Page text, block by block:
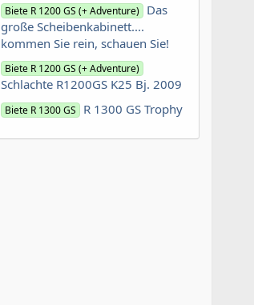
Biete R 1200 GS (+ Adventure) Das
große Scheibenkabinett....
kommen Sie rein, schauen Sie!
Biete R 1200 GS (+ Adventure)
Schlachte R1200GS K25 Bj. 2009
Biete R 1300 GS R 1300 GS Trophy